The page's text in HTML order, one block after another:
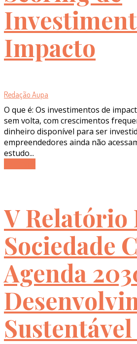
Impacto
Redação Aupa
O que é: Os investimentos de
sem volta, com crescimentos
dinheiro disponível para ser
empreendedores ainda não
estudo...
V Relatório
Sociedade
Agenda